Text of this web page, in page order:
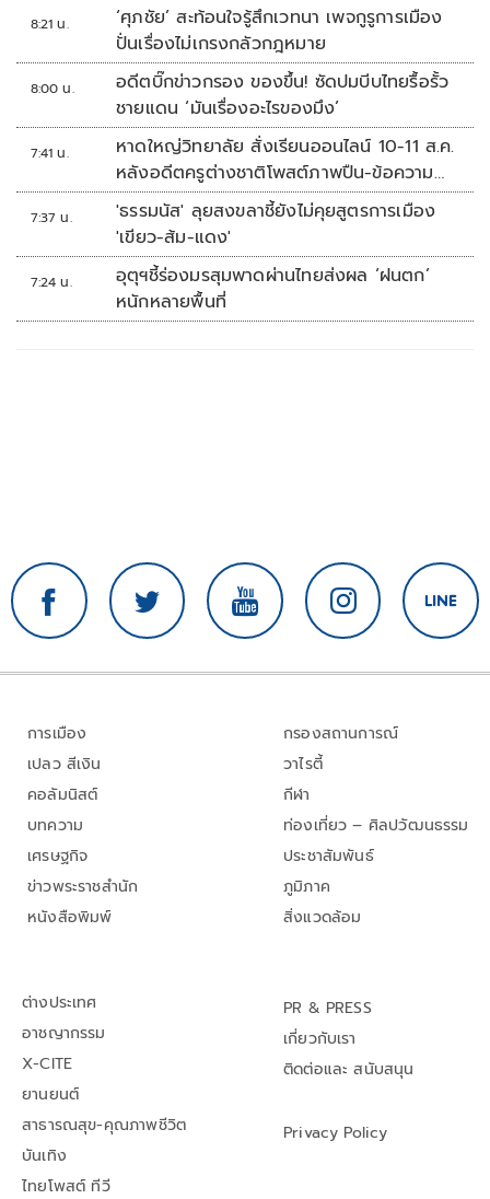
8:21 น.
‘ศุภชัย’ สะท้อนใจรู้สึกเวทนา เพจกูรูการเมือง
ปั่นเรื่องไม่เกรงกลัวกฎหมาย
8:00 น.
อดีตบิ๊กข่าวกรอง ของขึ้น! ซัดปมบีบไทยรื้อรั้ว
ชายแดน ‘มันเรื่องอะไรของมึง’
7:41 น.
หาดใหญ่วิทยาลัย สั่งเรียนออนไลน์ 10-11 ส.ค.
หลังอดีตครูต่างชาติโพสต์ภาพปืน-ข้อความ
ข่มขู่
7:37 น.
'ธรรมนัส' ลุยสงขลาชี้ยังไม่คุยสูตรการเมือง
'เขียว-ส้ม-แดง'
7:24 น.
อุตุฯชี้ร่องมรสุมพาดผ่านไทยส่งผล ‘ฝนตก’
หนักหลายพื้นที่
การเมือง
เปลว สีเงิน
คอลัมนิสต์
บทความ
เศรษฐกิจ
ข่าวพระราชสำนัก
หนังสือพิมพ์
กรองสถานการณ์
วาไรตี้
กีฬา
ท่องเที่ยว – ศิลปวัฒนธรรม
ประชาสัมพันธ์
ภูมิภาค
สิ่งแวดล้อม
ต่างประเทศ
อาชญากรรม
X-CITE
ยานยนต์
สาธารณสุข-คุณภาพชีวิต
บันเทิง
ไทยโพสต์ ทีวี
PR & PRESS
เกี่ยวกับเรา
ติดต่อและ สนับสนุน
Privacy Policy